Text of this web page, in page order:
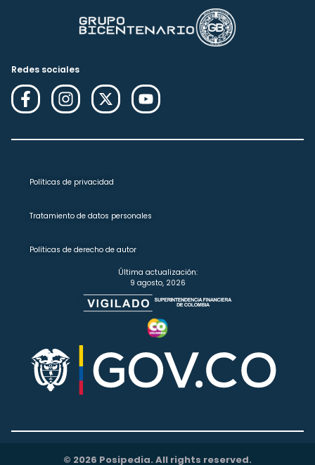
Redes sociales
Políticas de privacidad
Tratamiento de datos personales
Políticas de derecho de autor
Última actualización:
9 agosto, 2026
© 2026 Posipedia. All rights reserved.